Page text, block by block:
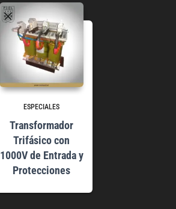
ESPECIALES
Transformador
Trifásico con
1000V de Entrada y
Protecciones